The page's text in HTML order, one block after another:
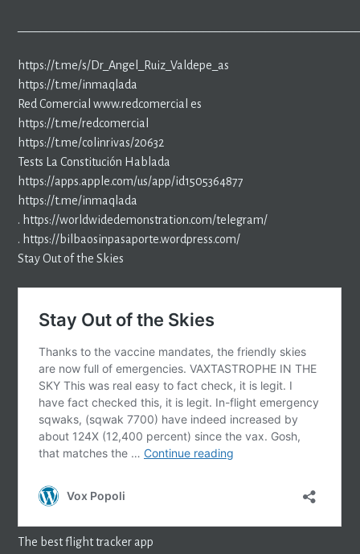
https://t.me/s/Dr_Angel_Ruiz_Valdepe_as
https://t.me/inmaqlada
Red Comercial www.redcomercial es
https://t.me/redcomercial
https://t.me/colinrivas/20632
Tests La Constitución Hablada
https://apps.apple.com/us/app/id1505364877
https://t.me/inmaqlada
. https://worldwidedemonstration.com/telegram/
. https://bilbaosinpasaporte.wordpress.com/
Stay Out of the Skies
The best flight tracker app